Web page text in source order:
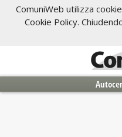
ComuniWeb utilizza
Cookie Policy.